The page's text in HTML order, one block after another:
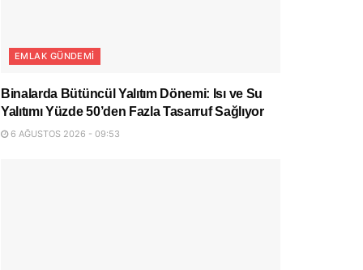
EMLAK GÜNDEMI
Binalarda Bütüncül Yalıtım Dönemi: Isı ve Su
Yalıtımı Yüzde 50’den Fazla Tasarruf Sağlıyor
6 AĞUSTOS 2026 - 09:53